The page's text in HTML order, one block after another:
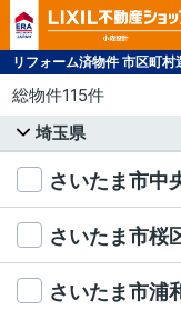
リフォーム済物件 市区町村
総物件115件
埼玉県
さいたま市中
さいたま市桜
さいたま市浦